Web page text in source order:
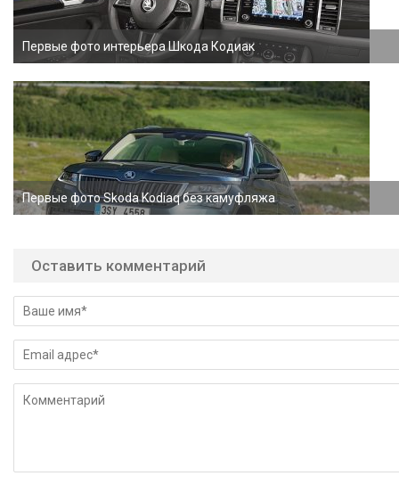
Первые фото интерьера Шкода Кодиак
Первые фото Skoda Kodiaq без камуфляжа
Оставить комментарий